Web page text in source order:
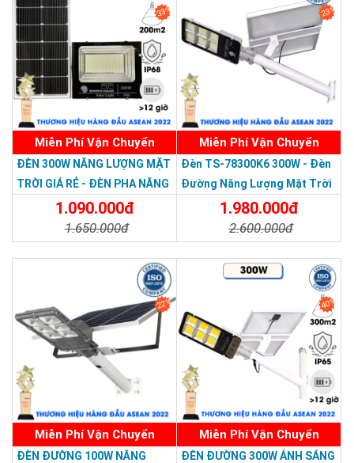
028.66.795.795
để được báo giá tốt nhất.
Hình ảnh showroom trưng bày Đèn năng lượng
mặt trời tại Hoàng Quốc Bảo
Thương hiệu dẫn đầu Việt Nam 2023
33%
Miễn Phí Vận Chuyển
ĐÈN 300W NĂNG LƯỢNG MẶT
TRỜI GIÁ RẺ - ĐÈN PHA NĂNG
LƯỢNG MẶT TRỜI 300W MẪU
1.090.000đ
1.650.000đ
23%
Miễn Phí Vận Chuyển
Đèn TS-78300K6 300W - Đèn
Đường Năng Lượng Mặt Trời
300W TS-78300K6 - Solar
Light 300W
1.980.000đ
2.600.000đ
22%
Miễn Phí Vận Chuyển
ĐÈN ĐƯỜNG 100W NĂNG
40%
Miễn Phí Vận Chuyển
ĐÈN ĐƯỜNG 300W ÁNH SÁNG